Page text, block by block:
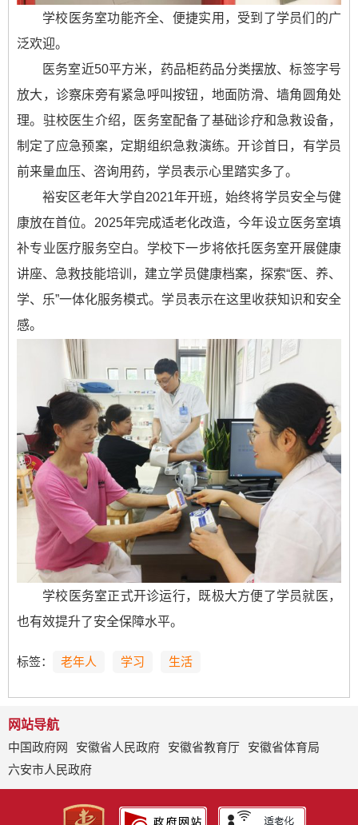
学校医务室功能齐全、便捷实用，受到了学员们的广
泛欢迎。
医务室近50平方米，药品柜药品分类摆放、标签字号
放大，诊察床旁有紧急呼叫按钮，地面防滑、墙角圆角处
理。驻校医生介绍，医务室配备了基础诊疗和急救设备，
制定了应急预案，定期组织急救演练。开诊首日，有学员
前来量血压、咨询用药，学员表示心里踏实多了。
裕安区老年大学自2021年开班，始终将学员安全与健
康放在首位。2025年完成适老化改造，今年设立医务室填
补专业医疗服务空白。学校下一步将依托医务室开展健康
讲座、急救技能培训，建立学员健康档案，探索“医、养、
学、乐”一体化服务模式。学员表示在这里收获知识和安全
感。
学校医务室正式开诊运行，既极大方便了学员就医，
也有效提升了安全保障水平。
标签： 老年人 学习 生活
网站导航
中国政府网
安徽省人民政府 安徽省教育厅
安徽省体育局
六安市人民政府